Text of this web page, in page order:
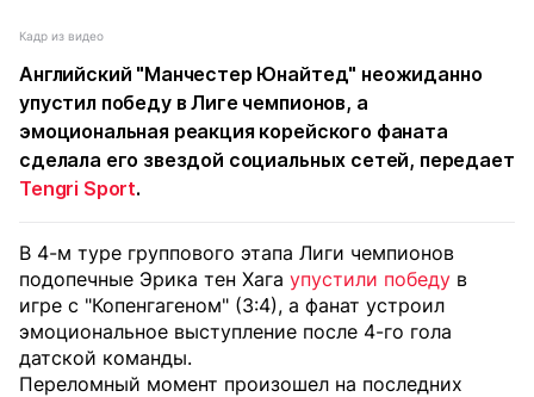
Кадр из видео
Английский "Манчестер Юнайтед" неожиданно
упустил победу в Лиге чемпионов, а
эмоциональная реакция корейского фаната
сделала его звездой социальных сетей, передает
Tengri Sport.
В 4-м туре группового этапа Лиги чемпионов
подопечные Эрика тен Хага упустили победу в
игре с "Копенгагеном" (3:4), а фанат устроил
эмоциональное выступление после 4-го гола
датской команды.
Переломный момент произошел на последних